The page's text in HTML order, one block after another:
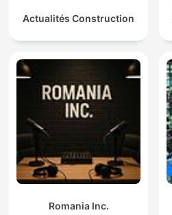
Actualités Construction
Romania Inc.